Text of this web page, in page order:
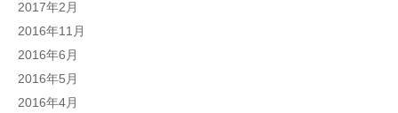
2017年2月
2016年11月
2016年6月
2016年5月
2016年4月